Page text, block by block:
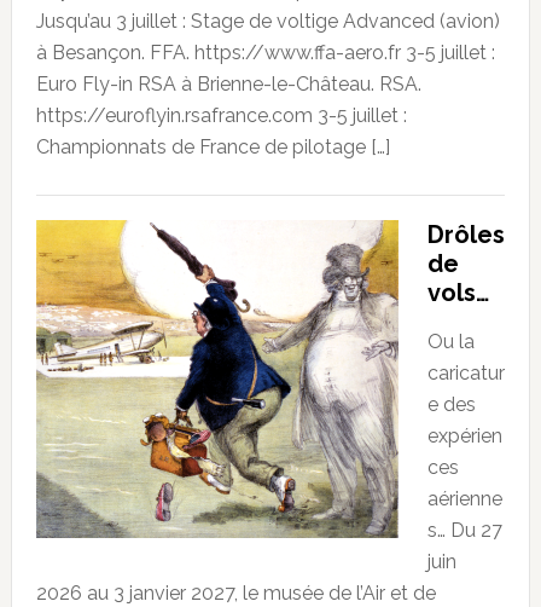
Jusqu’au 3 juillet : Stage de voltige Advanced (avion)
à Besançon. FFA. https://www.ffa-aero.fr 3-5 juillet :
Euro Fly-in RSA à Brienne-le-Château. RSA.
https://euroflyin.rsafrance.com 3-5 juillet :
Championnats de France de pilotage […]
Drôles
de
vols…
Ou la
caricatur
e des
expérien
ces
aérienne
s… Du 27
juin
2026 au 3 janvier 2027, le musée de l’Air et de